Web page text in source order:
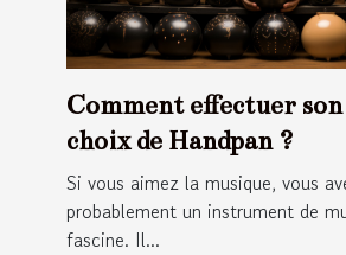
Comment effectuer
choix de Handpan ?
Si vous aimez la musique, vous
probablement un instrument de
fascine. Il...